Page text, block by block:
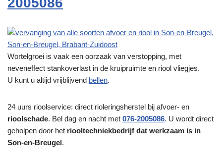
Wortelgroei is vaak een oorzaak van verstopping, met
neveneffect stankoverlast in de kruipruimte en riool vliegjes.
U kunt u altijd vrijblijvend bellen.
24 uurs rioolservice: direct rioleringsherstel bij afvoer- en
rioolschade. Bel dag en nacht met 076-2005086. U wordt direct
geholpen door het riooltechniekbedrijf dat werkzaam is in
Son-en-Breugel.